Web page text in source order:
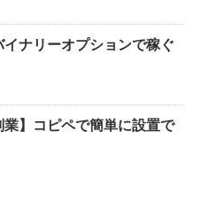
イナリーオプションで稼ぐ
業】コピペで簡単に設置で